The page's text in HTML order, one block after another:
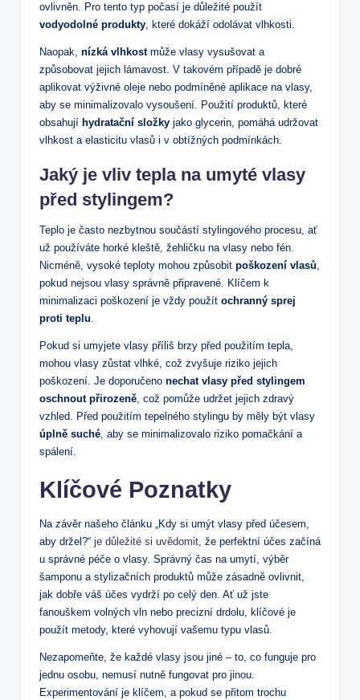
ovlivněn. Pro tento typ počasí je důležité použít
vodyodolné produkty, které dokáží odolávat vlhkosti.
Naopak, nízká vlhkostmůže vlasy vysušovat a
způsobovat jejich lámavost. V takovém případě je dobré
aplikovat výživné oleje nebo podmíněné aplikace na vlasy,
aby se minimalizovalo vysoušení. Použití produktů, které
obsahují hydratační složky jako glycerin, pomáhá udržovat
vlhkost a elasticitu vlasů i v obtížných podmínkách.
Jaký je vliv tepla na umyté vlasy
před stylingem?
Teplo je často nezbytnou součástí stylingového procesu, ať
už používáte horké kleště, žehličku na vlasy nebo fén.
Nicméně, vysoké teploty mohou způsobit poškození vlasů,
pokud nejsou vlasy správně připravené. Klíčem k
minimalizaci poškození je vždy použít ochranný sprej
proti teplu.
Pokud si umyjete vlasy příliš brzy před použitím tepla,
mohou vlasy zůstat vlhké, což zvyšuje riziko jejich
poškození. Je doporučeno nechat vlasy před stylingem
oschnout přirozeně, což pomůže udržet jejich zdravý
vzhled. Před použitím tepelného stylingu by měly být vlasy
úplně suché, aby se minimalizovalo riziko pomačkání a
spálení.
Klíčové Poznatky
Na závěr našeho článku „Kdy si umýt vlasy před účesem,
aby držel?“ je důležité si uvědomit, že perfektní účes začíná
u správné péče o vlasy. Správný čas na umytí, výběr
šamponu a stylizačních produktů může zásadně ovlivnit,
jak dobře váš účes vydrží po celý den. Ať už jste
fanouškem volných vln nebo precizní drdolu, klíčové je
použít metody, které vyhovují vašemu typu vlasů.
Nezapomeňte, že každé vlasy jsou jiné – to, co funguje pro
jednu osobu, nemusí nutně fungovat pro jinou.
Experimentování je klíčem, a pokud se přitom trochu